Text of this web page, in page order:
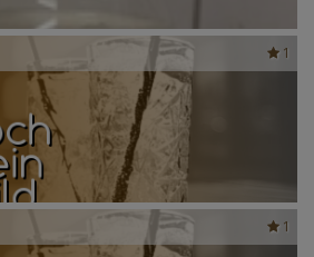
1
1